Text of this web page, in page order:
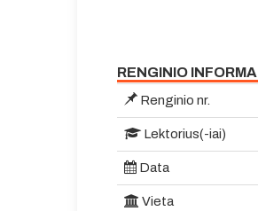
RENGINIO
Renginio nr.
Lektorius(-iai)
Data
Vieta